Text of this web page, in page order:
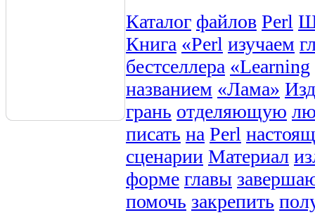
Каталог файлов Perl
Книга «Perl изучаем
бестселлера «Learning
названием «Лама»
грань отделяющую
писать на Perl
сценарии Материал
форме главы
помочь закрепить